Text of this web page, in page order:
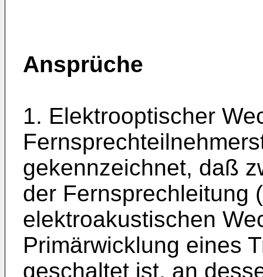
Ansprüche
1. Elektrooptischer
gekennzeichnet, daß
der Fernsprechleitung
elektroakustischen
Primärwicklung eines
geschaltet ist, an